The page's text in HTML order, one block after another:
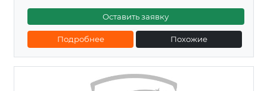
Оставить заявку
Подробнее Похожие